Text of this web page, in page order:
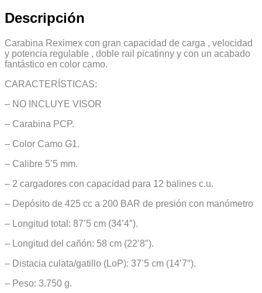
Descripción
Carabina Reximex con gran capacidad de carga , velocidad
y potencia regulable , doble rail picatinny y con un acabado
fantástico en color camo.
CARACTERÍSTICAS:
– NO INCLUYE VISOR
– Carabina PCP.
– Color Camo G1.
– Calibre 5’5 mm.
– 2 cargadores con capacidad para 12 balines c.u.
– Depósito de 425 cc a 200 BAR de presión con manómetro
– Longitud total: 87’5 cm (34’4″).
– Longitud del cañón: 58 cm (22’8″).
– Distacia culata/gatillo (LoP): 37’5 cm (14’7″).
– Peso: 3.750 g.